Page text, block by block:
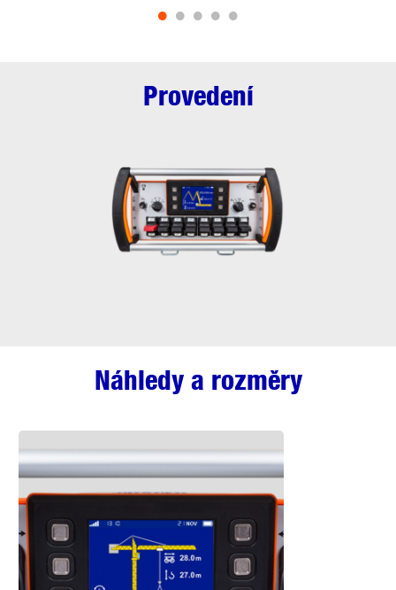
• • • • •
Provedení
Náhledy a rozměry